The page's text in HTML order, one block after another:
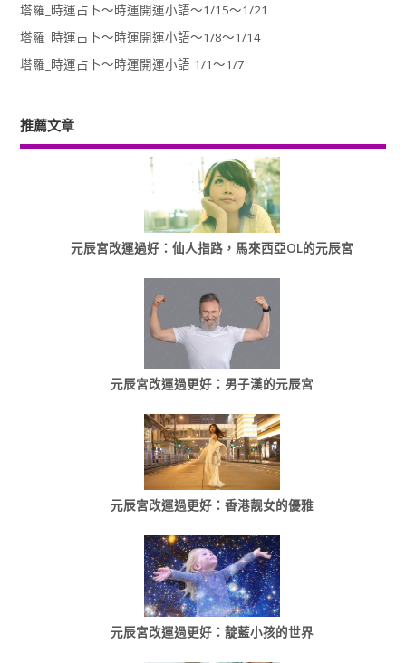
塔羅_時運占卜～時運開運小語～1/15～1/21
塔羅_時運占卜～時運開運小語～1/8～1/14
塔羅_時運占卜～時運開運小語 1/1～1/7
推薦文章
元辰宮改運過好：仙人指路，馬來西亞OL的元辰宮
元辰宮改運過更好：男子漢的元辰宮
元辰宮改運過更好：香港靓女的優雅
元辰宮改運過更好：靛藍小孩的世界